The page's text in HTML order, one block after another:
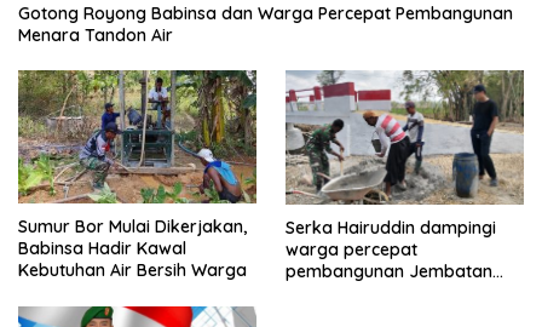
Gotong Royong Babinsa dan Warga Percepat Pembangunan
Menara Tandon Air
Sumur Bor Mulai Dikerjakan,
Babinsa Hadir Kawal
Kebutuhan Air Bersih Warga
Serka Hairuddin dampingi
warga percepat
pembangunan Jembatan